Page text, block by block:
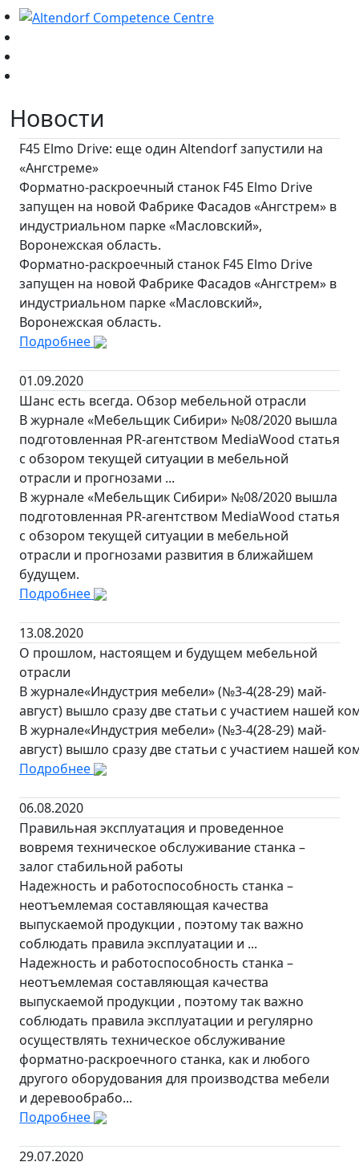
Новости
F45 Elmo Drive: еще один Altendorf запустили на
«Ангстреме»
Форматно-раскроечный станок F45 Elmo Drive
запущен на новой Фабрике Фасадов «Ангстрем» в
индустриальном парке «Масловский»,
Воронежская область.
Форматно-раскроечный станок F45 Elmo Drive
запущен на новой Фабрике Фасадов «Ангстрем» в
индустриальном парке «Масловский»,
Воронежская область.
Подробнее
01.09.2020
Шанс есть всегда. Обзор мебельной отрасли
В журнале «Мебельщик Сибири» №08/2020 вышла
подготовленная PR-агентством MediaWood статья
с обзором текущей ситуации в мебельной
отрасли и прогнозами ...
В журнале «Мебельщик Сибири» №08/2020 вышла
подготовленная PR-агентством MediaWood статья
с обзором текущей ситуации в мебельной
отрасли и прогнозами развития в ближайшем
будущем.
Подробнее
13.08.2020
О прошлом, настоящем и будущем мебельной
отрасли
В журнале«Индустрия мебели» (№3-4(28-29) май-
август) вышло сразу две статьи с участием нашей
В журнале«Индустрия мебели» (№3-4(28-29) май-
август) вышло сразу две статьи с участием нашей
Подробнее
06.08.2020
Правильная эксплуатация и проведенное
вовремя техническое обслуживание станка –
залог стабильной работы
Надежность и работоспособность станка –
неотъемлемая составляющая качества
выпускаемой продукции , поэтому так важно
соблюдать правила эксплуатации и ...
Надежность и работоспособность станка –
неотъемлемая составляющая качества
выпускаемой продукции , поэтому так важно
соблюдать правила эксплуатации и регулярно
осуществлять техническое обслуживание
форматно-раскроечного станка, как и любого
другого оборудования для производства мебели
и деревообрабо...
Подробнее
29.07.2020